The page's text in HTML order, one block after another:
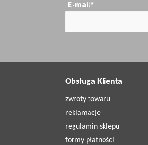
E-mail*
Obsługa Klienta
zwroty towaru
reklamacje
regulamin sklepu
formy płatności